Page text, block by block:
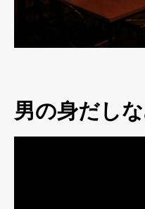
男の身だし